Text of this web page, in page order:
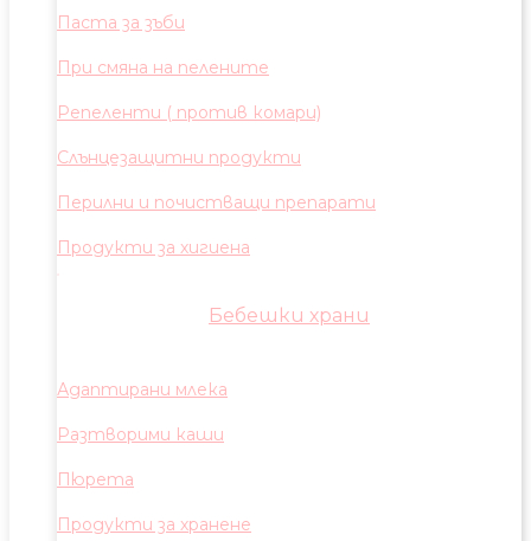
Паста за зъби
При смяна на пелените
Репеленти ( против комари)
Слънцезащитни продукти
Перилни и почистващи препарати
Продукти за хигиена
Бебешки храни
Адаптирани млека
Разтворими каши
Пюрета
Продукти за хранене